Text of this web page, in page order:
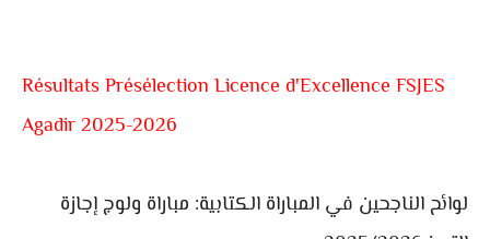
Résultats Présélection Licence d'Excellence FSJES
Agadir 2025-2026
لوائح الناجحين في المباراة الكتابية: مباراة ولوج إجازة